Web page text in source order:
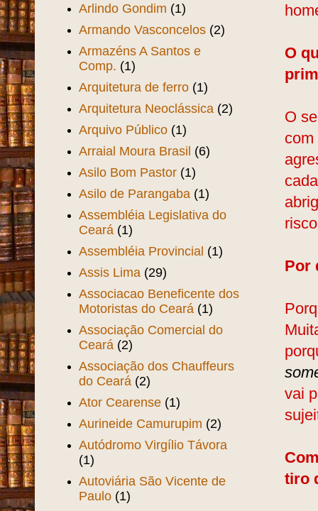
O
O
com
Por
vai
tiro
Arlindo Gondim (1)
Armando Vasconcelos (2)
Armazéns A Santos e
Comp. (1)
Arquitetura de ferro (1)
Arquitetura Neoclássica (2)
Arquivo Público (1)
Arraial Moura Brasil (6)
Asilo Bom Pastor (1)
Asilo de Parangaba (1)
Assembléia Legislativa do
Ceará (1)
Assembléia Provincial (1)
Assis Lima (29)
Associacao Beneficente dos
Motoristas do Ceará (1)
Associação Comercial do
Ceará (2)
Associação dos Chauffeurs
do Ceará (2)
Ator Cearense (1)
Aurineide Camurupim (2)
Autódromo Virgílio Távora
(1)
Autoviária São Vicente de
Paulo (1)